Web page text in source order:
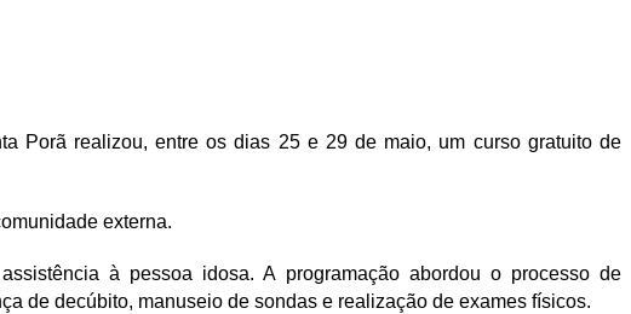
Porã realizou, entre os dias 25 e 29 de maio, um curso gratuito de
externa.
à pessoa idosa. A programação abordou o processo de
de decúbito, manuseio de sondas e realização de exames físicos.